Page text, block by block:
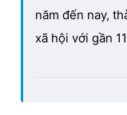
năm đến nay,
xã hội với gần